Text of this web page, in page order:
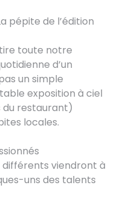
pépite de l’édition
toute notre
d’un
un simple
exposition à ciel
du restaurant)
locales.
différents viendront à
uns des talents